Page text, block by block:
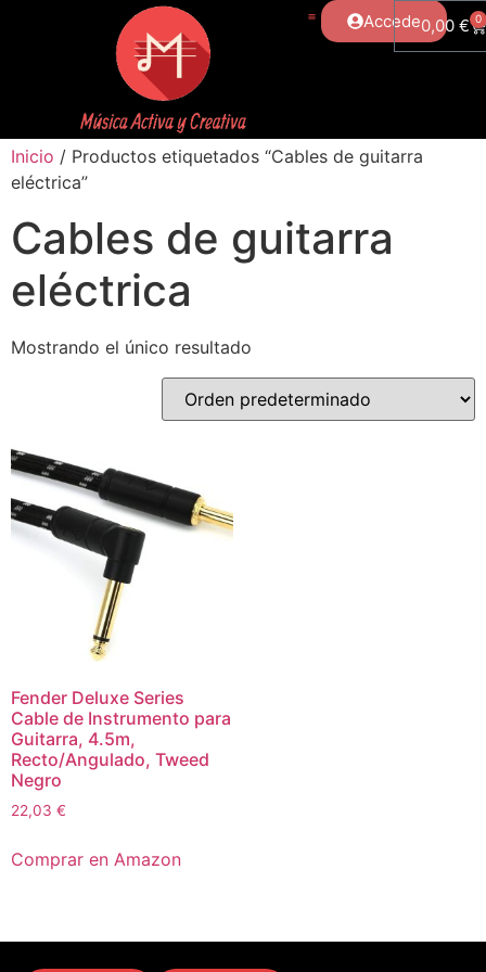
Accede0,00 € 0
Inicio / Productos etiquetados “Cables de guitarra
eléctrica”
Cables de guitarra
eléctrica
Mostrando el único resultado
Fender Deluxe Series
Cable de Instrumento para
Guitarra, 4.5m,
Recto/Angulado, Tweed
Negro
22,03 €
Comprar en Amazon